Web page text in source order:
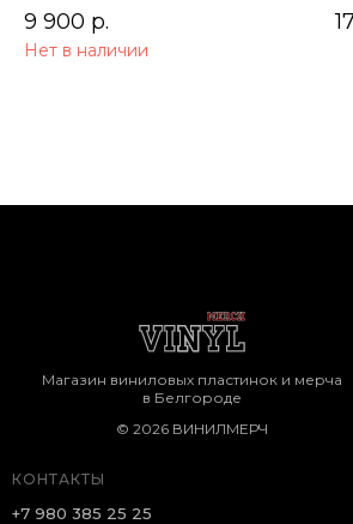
9 900 р.
Нет в наличии
КОНТАКТЫ
+7 980 385 25 25
Магазин виниловых пластинок и мерча
в Белгороде
© 2026 ВИНИЛМЕРЧ